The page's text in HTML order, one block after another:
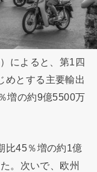
によると、第1四
めとする主要輸出
増の約9億5500万
比45％増の約1億
。次いで、欧州